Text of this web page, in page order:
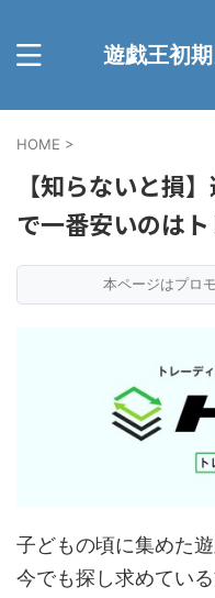
遊戯王初
HOME >
【知らないと損
で一番安いのは
本ページはプロ
子どもの頃に集めた
今でも探し求めてい